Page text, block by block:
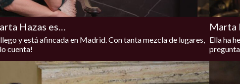
Hazas es…
y está afincada en Madrid. Con tanta mezcla de lugares,
cuenta!
Marta
Ella ha